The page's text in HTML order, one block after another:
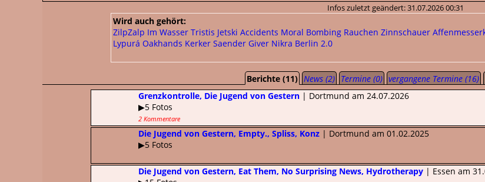
Infos zuletzt geändert: 31.07.2026 00:31
Wird auch gehört:
ZilpZalp Im Wasser Tristis Jetski Accidents Moral Bombing Rauchen Zinnschauer
Lypurá Oakhands Kerker Saender Giver Nikra Berlin 2.0
Berichte (11) News (2) Termine (0) vergangene Termine (16)
Grenzkontrolle, Die Jugend von Gestern | Dortmund am 24.07.2026
▶5 Fotos
2 Kommentare
Die Jugend von Gestern, Empty., Spliss, Konz | Dortmund am 01.02.2025
▶5 Fotos
Die Jugend von Gestern, Eat Them, No Surprising News, Hydrotherapy | Essen am